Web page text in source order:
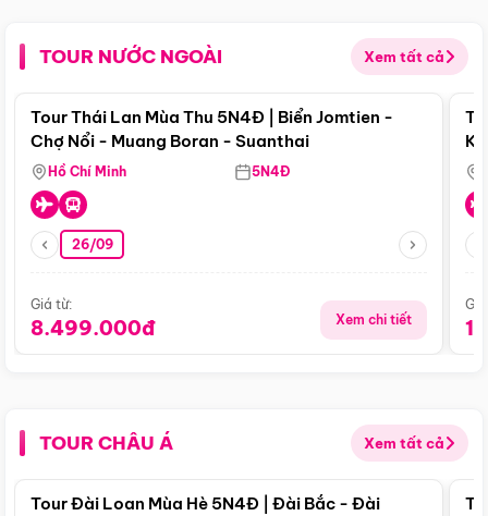
TOUR NƯỚC NGOÀI Xem tất cả
Điểm nổi bật
Tour Thái Lan Mùa Thu 5N4Đ | Biển Jomtien -
Chợ Nổi - Muang Boran - Suanthai
Hồ Chí Minh 5N4Đ
26/09
Giá từ:
8.499.000đ Xem chi tiết
TOUR CHÂU Á Xem tất cả
Điểm nổi bật
Tour Đài Loan Mùa Hè 5N4Đ | Đài Bắc - Đài